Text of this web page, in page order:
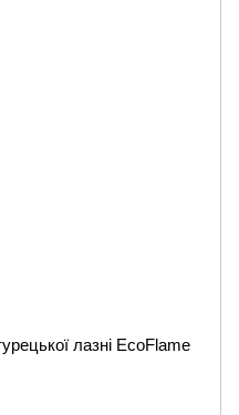
лазні EcoFlame